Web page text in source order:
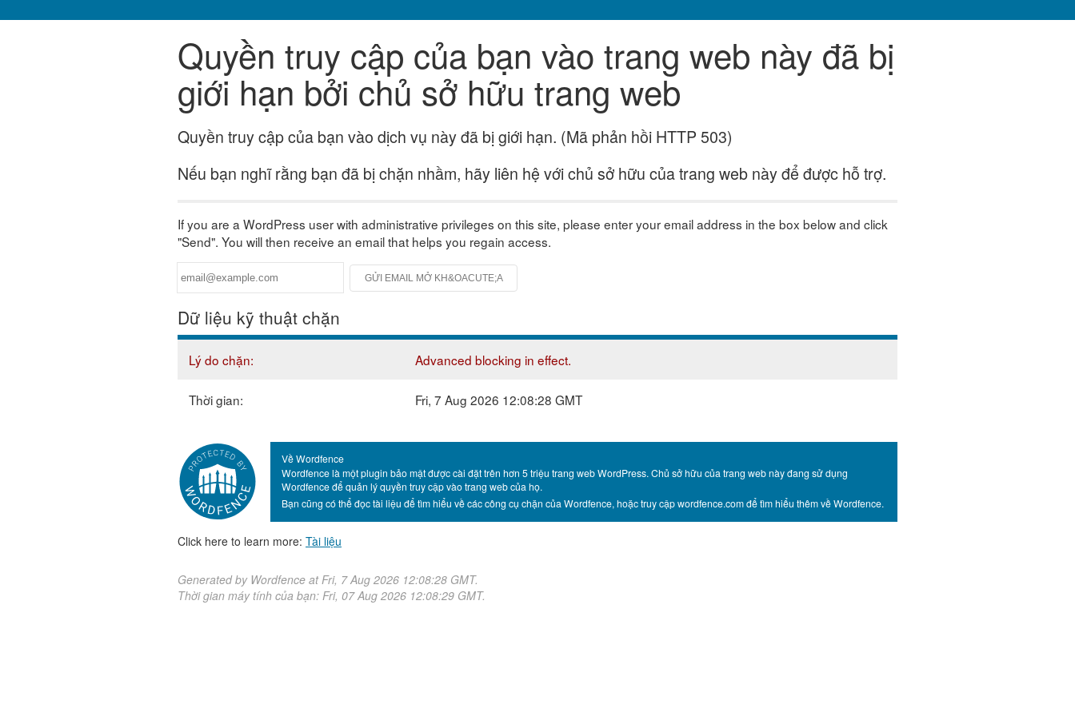
Quyền truy cập của bạn vào trang web này đã bị
giới hạn bởi chủ sở hữu trang web
Quyền truy cập của bạn vào dịch vụ này đã bị giới hạn. (Mã phản hồi HTTP 503)
Nếu bạn nghĩ rằng bạn đã bị chặn nhầm, hãy liên hệ với chủ sở hữu của trang web này để được hỗ trợ.
If you are a WordPress user with administrative privileges on this site, please enter your email address in the box below and click
"Send". You will then receive an email that helps you regain access.
Dữ liệu kỹ thuật chặn
Lý do chặn: Advanced blocking in effect.
Thời gian: Fri, 7 Aug 2026 12:08:28 GMT
Về Wordfence
Wordfence là một plugin bảo mật được cài đặt trên hơn 5 triệu trang web WordPress. Chủ sở hữu của trang web này đang sử dụng
Wordfence để quản lý quyền truy cập vào trang web của họ.
Bạn cũng có thể đọc tài liệu để tìm hiểu về các công cụ chặn của Wordfence, hoặc truy cập wordfence.com để tìm hiểu thêm về Wordfence.
Click here to learn more: Tài liệu
Generated by Wordfence at Fri, 7 Aug 2026 12:08:28 GMT.
Thời gian máy tính của bạn: Fri, 07 Aug 2026 12:08:29 GMT.